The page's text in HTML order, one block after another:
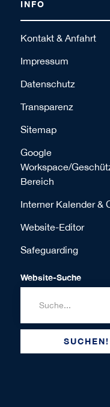
INFO
Kontakt & Anfahrt
Impressum
Datenschutz
Transparenz
Sitemap
Google
Workspace/
Bereich
Interner Kalender &
Website-Editor
Safeguarding
Website-Suche